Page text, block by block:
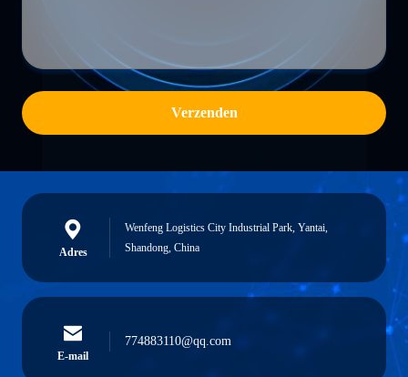
Verzenden
Adres
Wenfeng Logistics City Industrial Park, Yantai,
Shandong, China
E-mail
774883110@qq.com